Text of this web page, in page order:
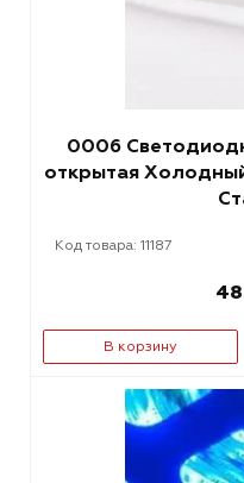
0006
открытая
Код товара: 11187
В корзину